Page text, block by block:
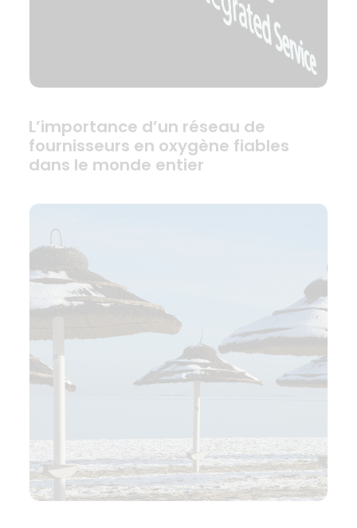
L’importance d’un réseau de
fournisseurs en oxygène fiables
dans le monde entier